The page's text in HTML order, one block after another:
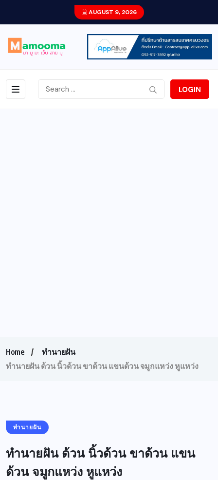
AUGUST 9, 2026
LOGIN
Home
ทำนายฝัน
ทำนายฝัน ด้วน นิ้วด้วน ขาด้วน แขนด้วน จมูกแหว่ง หูแหว่ง
ทำนายฝัน
ทำนายฝัน ด้วน นิ้วด้วน ขาด้วน แขน
ด้วน จมูกแหว่ง หูแหว่ง